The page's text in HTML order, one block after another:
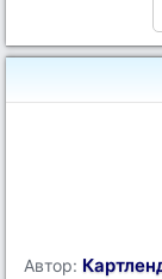
Автор: